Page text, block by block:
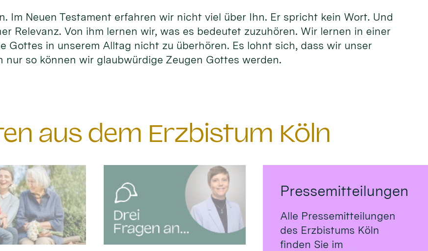
Im Neuen Testament erfahren wir nicht viel über Ihn. Er spricht kein Wort. Und
Relevanz. Von ihm lernen wir, was es bedeutet zuzuhören. Wir lernen in einer
Gottes in unserem Alltag nicht zu überhören. Es lohnt sich, dass wir unser
nur so können wir glaubwürdige Zeugen Gottes werden.
aus dem Erzbistum Köln
Pressemitteilungen
Alle Pressemitteilungen
des Erzbistums Köln
finden Sie im